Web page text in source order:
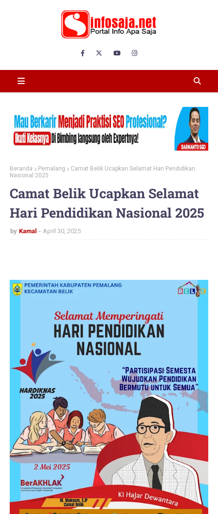
Beranda Pemalang
Camat Belik Ucapkan Selamat Hari Pendidikan
Nasional 2025
Camat Belik Ucapkan Selamat
Hari Pendidikan Nasional 2025
by Kamal April 30, 2025